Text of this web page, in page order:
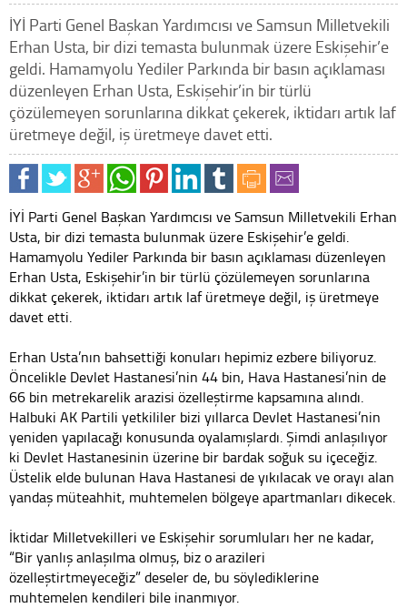
İYİ Parti Genel Başkan Yardımcısı ve Samsun Milletvekili
Erhan Usta, bir dizi temasta bulunmak üzere Eskişehir’e
geldi. Hamamyolu Yediler Parkında bir basın açıklaması
düzenleyen Erhan Usta, Eskişehir’in bir türlü
çözülemeyen sorunlarına dikkat çekerek, iktidarı artık laf
üretmeye değil, iş üretmeye davet etti.
İYİ Parti Genel Başkan Yardımcısı ve Samsun Milletvekili Erhan
Usta, bir dizi temasta bulunmak üzere Eskişehir’e geldi.
Hamamyolu Yediler Parkında bir basın açıklaması düzenleyen
Erhan Usta, Eskişehir’in bir türlü çözülemeyen sorunlarına
dikkat çekerek, iktidarı artık laf üretmeye değil, iş üretmeye
davet etti.
Erhan Usta’nın bahsettiği konuları hepimiz ezbere biliyoruz.
Öncelikle Devlet Hastanesi’nin 44 bin, Hava Hastanesi’nin de
66 bin metrekarelik arazisi özelleştirme kapsamına alındı.
Halbuki AK Partili yetkililer bizi yıllarca Devlet Hastanesi’nin
yeniden yapılacağı konusunda oyalamışlardı. Şimdi anlaşılıyor
ki Devlet Hastanesinin üzerine bir bardak soğuk su içeceğiz.
Üstelik elde bulunan Hava Hastanesi de yıkılacak ve orayı alan
yandaş müteahhit, muhtemelen bölgeye apartmanları dikecek.
İktidar Milletvekilleri ve Eskişehir sorumluları her ne kadar,
“Bir yanlış anlaşılma olmuş, biz o arazileri
özelleştirtmeyeceğiz” deseler de, bu söylediklerine
muhtemelen kendileri bile inanmıyor.